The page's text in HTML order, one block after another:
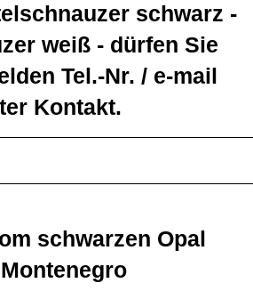
schwarz -
weiß - dürfen Sie
Tel.-Nr. / e-mail
unter Kontakt.
schwarzen Opal